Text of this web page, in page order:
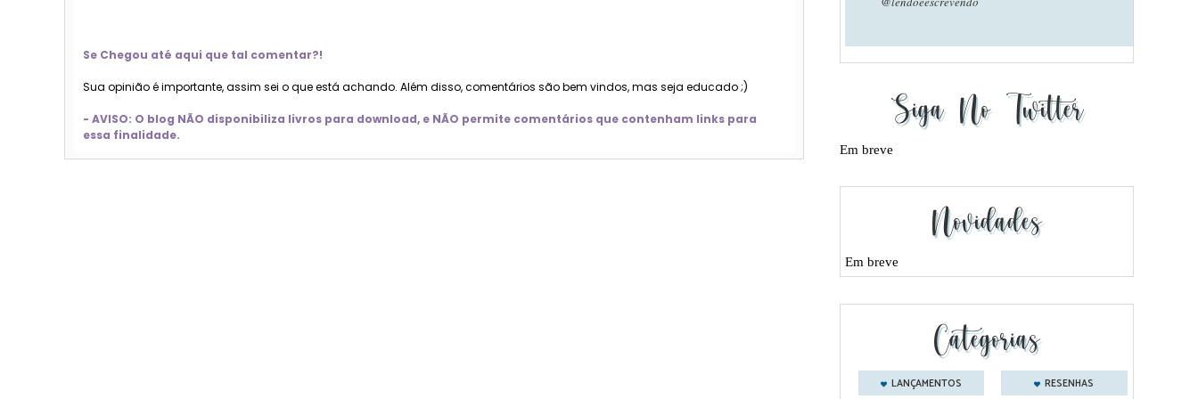
Se Chegou até aqui que tal comentar?!
Sua opinião é importante, assim sei o que está achando. Além disso, comentários são bem vindos, mas seja educado ;)
- AVISO: O blog NÃO disponibiliza livros para download, e NÃO permite comentários que contenham links para
essa finalidade.
Siga No Twitter
Em breve
Novidades
Em breve
Categorias
LANÇAMENTOS RESENHAS